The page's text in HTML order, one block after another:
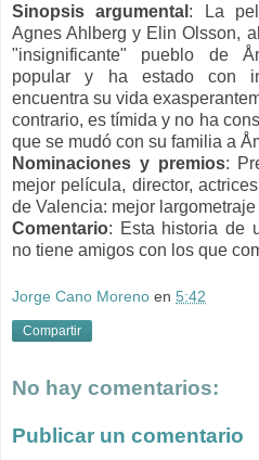
Sinopsis argumental : La
Agnes Ahlberg y Elin Olsson,
"insignificante" pueblo de
popular y ha estado con
encuentra su vida
contrario, es tímida y no ha
que se mudó con su familia a
Nominaciones y premios:
mejor película, director,
de Valencia: mejor
Comentario: Esta historia de
no tiene amigos con los que
Jorge Cano Moreno en 5:42
Compartir
No hay comentarios:
Publicar un comentario